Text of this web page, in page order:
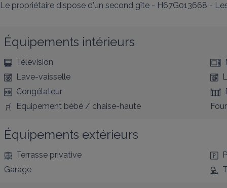
Le propriétaire dispose d'un second gîte - H67G013668 -
Équipements intérieurs
Télévision
Lave-vaisselle
Congélateur
Equipement bébé / chaise-haute
Four
Équipements extérieurs
Terrasse privative
Garage